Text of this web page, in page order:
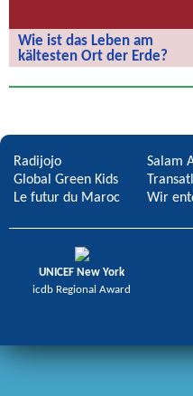
Wie ist das Leben am
kältesten Ort der Erde?
der Erde?
Radijojo
Global Green Kids
Le futur du Maroc
Salam
Wir
UNICEF New York
icdb Regional Award